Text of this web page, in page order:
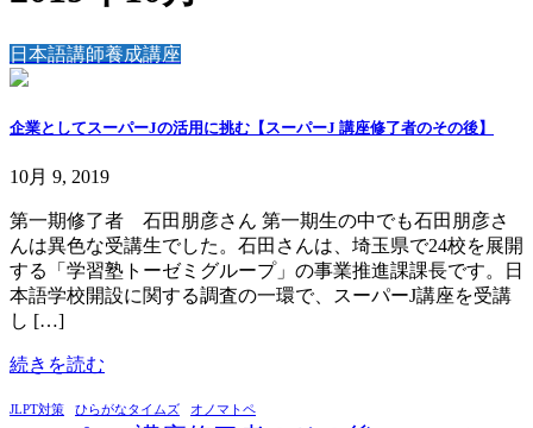
日本語講師養成講座
企業としてスーパーJの活用に挑む【スーパーJ 講座修了者のその後】
10月 9, 2019
第一期修了者 石田朋彦さん 第一期生の中でも石田朋彦さ
んは異色な受講生でした。石田さんは、埼玉県で24校を展開
する「学習塾トーゼミグループ」の事業推進課課長です。日
本語学校開設に関する調査の一環で、スーパーJ講座を受講
し […]
続きを読む
JLPT対策 ひらがなタイムズ オノマトペ